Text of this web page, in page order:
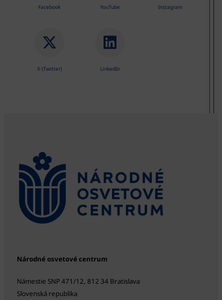
Facebook YouTube Instagram
X (Twitter) LinkedIn
Národné osvetové centrum
Námestie SNP 471/12, 812 34 Bratislava
Slovenská republika